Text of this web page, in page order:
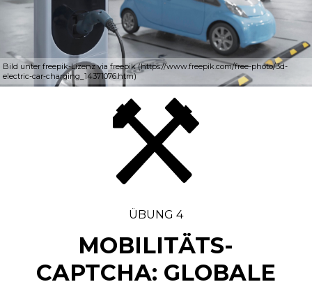
Bild unter freepik-Lizenz via freepik (https://www.freepik.com/free-photo/3d-
electric-car-charging_14371076.htm)
ÜBUNG 4
MOBILITÄTS-
CAPTCHA: GLOBALE